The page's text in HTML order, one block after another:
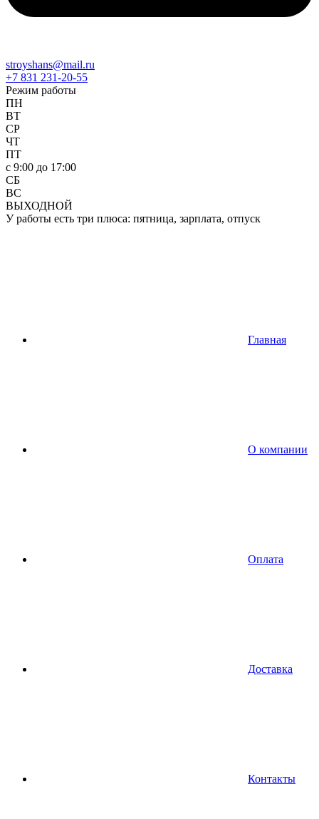
stroyshans@mail.ru
+7 831 231-20-55
Режим работы
ПН
ВТ
СР
ЧТ
ПТ
c 9:00 до 17:00
СБ
ВС
ВЫХОДНОЙ
У работы есть три плюса: пятница, зарплата, отпуск
Главная
О компании
Оплата
Доставка
Контакты